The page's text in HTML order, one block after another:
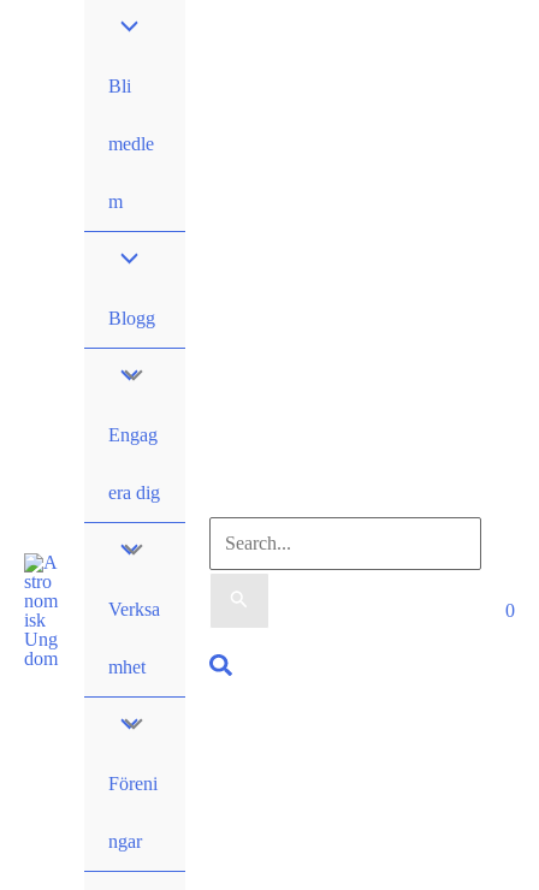
Bli
medle
m
Blogg
Engag
era dig
Verksa
mhet
Föreni
ngar
Sök
efter:
Sök
0